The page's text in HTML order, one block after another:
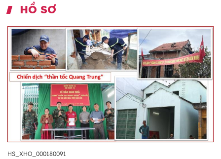
HỒ SƠ
HS_XHO_000180091